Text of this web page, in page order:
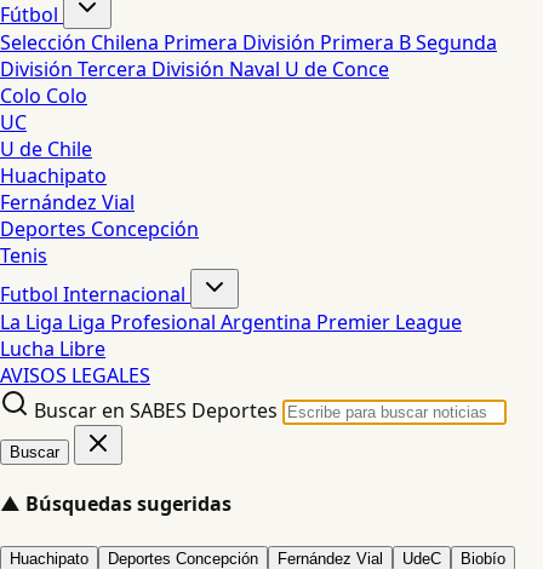
Fútbol
Selección Chilena Primera División Primera BSegunda
División Tercera División Naval U de Conce
Colo Colo
UC
U de Chile
Huachipato
Fernández Vial
Deportes Concepción
Tenis
Futbol Internacional
La Liga Liga Profesional Argentina Premier League
Lucha Libre
AVISOS LEGALES
Buscar en SABES Deportes
Buscar
▲ Búsquedas sugeridas
Huachipato Deportes Concepción Fernández Vial UdeC Biobío